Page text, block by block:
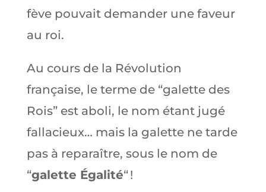
fève pouvait demander une faveur
au roi.
Au cours de la Révolution
française, le terme de “galette des
Rois” est aboli, le nom étant jugé
fallacieux… mais la galette ne tarde
pas à reparaître, sous le nom de
“galette Égalité“ !